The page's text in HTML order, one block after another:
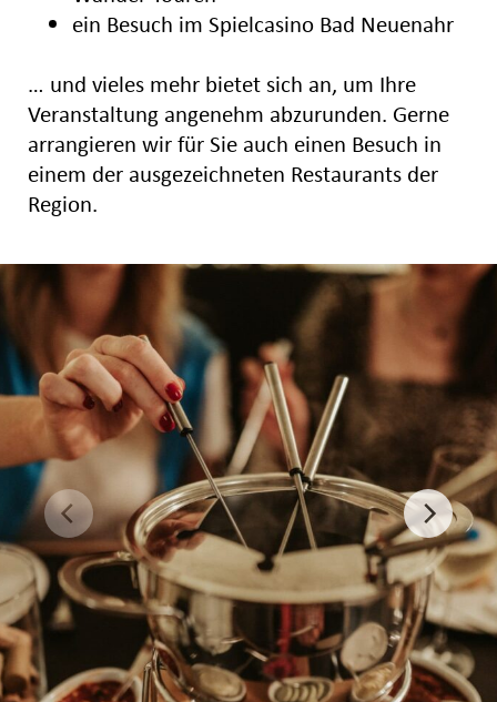
ein Besuch im Spielcasino Bad Neuenahr
… und vieles mehr bietet sich an, um Ihre
Veranstaltung angenehm abzurunden. Gerne
arrangieren wir für Sie auch einen Besuch in
einem der ausgezeichneten Restaurants der
Region.